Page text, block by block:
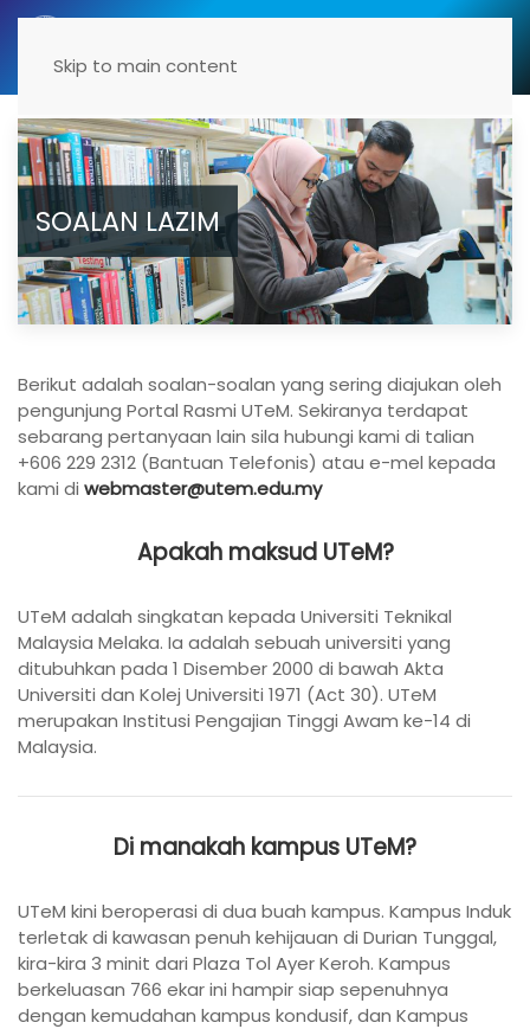
Skip to main content
SOALAN LAZIM
Berikut adalah soalan-soalan yang sering diajukan oleh
pengunjung Portal Rasmi UTeM. Sekiranya terdapat
sebarang pertanyaan lain sila hubungi kami di talian
+606 229 2312 (Bantuan Telefonis) atau e-mel kepada
kami di webmaster@utem.edu.my
Apakah maksud UTeM?
UTeM adalah singkatan kepada Universiti Teknikal
Malaysia Melaka. Ia adalah sebuah universiti yang
ditubuhkan pada 1 Disember 2000 di bawah Akta
Universiti dan Kolej Universiti 1971 (Act 30). UTeM
merupakan Institusi Pengajian Tinggi Awam ke-14 di
Malaysia.
Di manakah kampus UTeM?
UTeM kini beroperasi di dua buah kampus. Kampus Induk
terletak di kawasan penuh kehijauan di Durian Tunggal,
kira-kira 3 minit dari Plaza Tol Ayer Keroh. Kampus
berkeluasan 766 ekar ini hampir siap sepenuhnya
dengan kemudahan kampus kondusif, dan Kampus